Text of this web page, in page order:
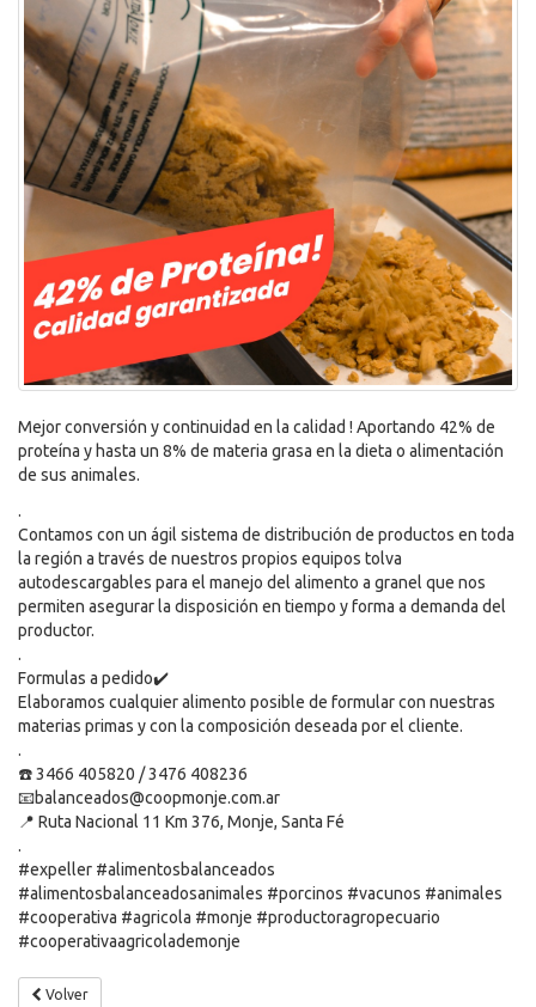
Mejor conversión y continuidad en la calidad ! Aportando 42% de
proteína y hasta un 8% de materia grasa en la dieta o alimentación
de sus animales.
.
Contamos con un ágil sistema de distribución de productos en toda
la región a través de nuestros propios equipos tolva
autodescargables para el manejo del alimento a granel que nos
permiten asegurar la disposición en tiempo y forma a demanda del
productor.
.
Formulas a pedido✔️
Elaboramos cualquier alimento posible de formular con nuestras
materias primas y con la composición deseada por el cliente.
.
☎️ 3466 405820 / 3476 408236
📧balanceados@coopmonje.com.ar
📍 Ruta Nacional 11 Km 376, Monje, Santa Fé
.
#expeller #alimentosbalanceados
#alimentosbalanceadosanimales #porcinos #vacunos #animales
#cooperativa #agricola #monje #productoragropecuario
#cooperativaagricolademonje
Volver